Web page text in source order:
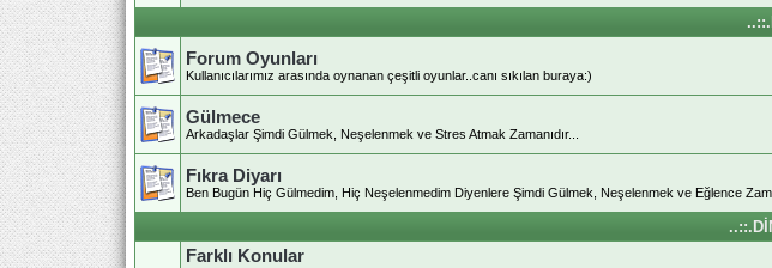
Forum Oyunları
Kullanıcılarımız arasında oynanan çeşitli oyunlar..canı sıkılan buraya:)
Gülmece
Arkadaşlar Şimdi Gülmek, Neşelenmek ve Stres Atmak Zamanıdır...
Fıkra Diyarı
Ben Bugün Hiç Gülmedim, Hiç Neşelenmedim Diyenlere Şimdi Gülmek, Neşelenmek ve Eğlence
Farklı Konular